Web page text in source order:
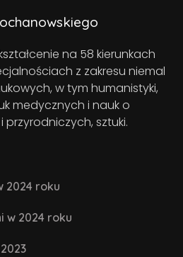
na 58 kierunkach
z zakresu niemal
w tym humanistyki,
medycznych i nauk o
przyrodniczych, sztuki.
2024 roku
w 2024 roku